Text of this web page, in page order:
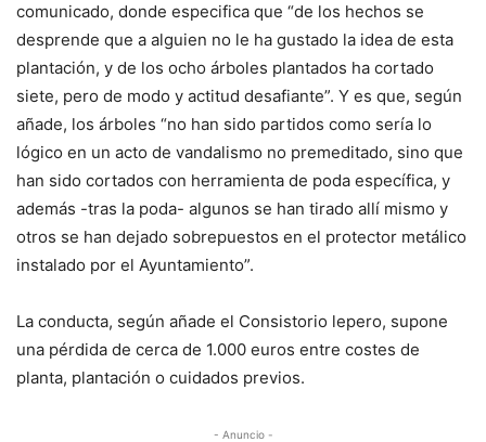
comunicado, donde especifica que “de los hechos se
desprende que a alguien no le ha gustado la idea de esta
plantación, y de los ocho árboles plantados ha cortado
siete, pero de modo y actitud desafiante”. Y es que, según
añade, los árboles “no han sido partidos como sería lo
lógico en un acto de vandalismo no premeditado, sino que
han sido cortados con herramienta de poda específica, y
además -tras la poda- algunos se han tirado allí mismo y
otros se han dejado sobrepuestos en el protector metálico
instalado por el Ayuntamiento”.
La conducta, según añade el Consistorio lepero, supone
una pérdida de cerca de 1.000 euros entre costes de
planta, plantación o cuidados previos.
- Anuncio -